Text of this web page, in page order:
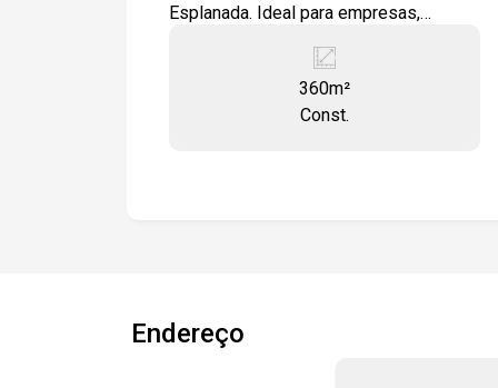
Esplanada. Ideal para empresas,
que buscam uma localização
-Salão amplo -6 salas privativas -
Raposo Tavares
360m²
Const.
Endereço